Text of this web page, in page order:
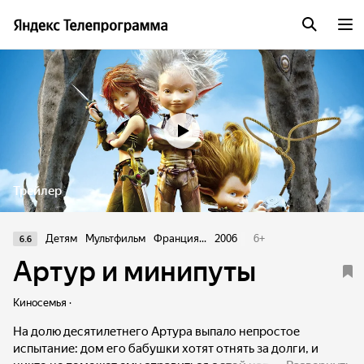
Трейлер
6.6 Детям Мультфильм Франция... 2006 6+
Артур и минипуты
Киносемья ·
На долю десятилетнего Артура выпало непростое
испытание: дом его бабушки хотят отнять за долги, и